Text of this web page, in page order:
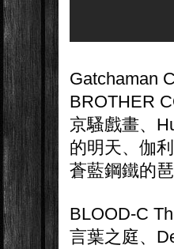
Gatchaman
BROTHER
京騷戲畫、
的明天、伽利
蒼藍鋼鐵的
BLOOD-C
言葉之庭、